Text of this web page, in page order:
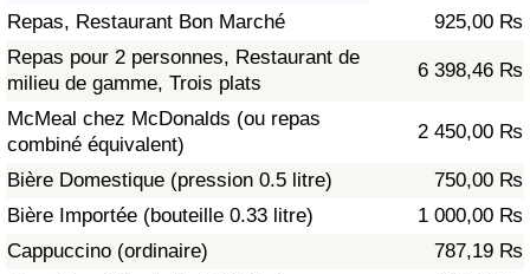
Repas, Restaurant Bon Marché
925,00 ₨
Repas pour 2 personnes, Restaurant de
milieu de gamme, Trois plats
6 398,46 ₨
McMeal chez McDonalds (ou repas
combiné équivalent)
2 450,00 ₨
Bière Domestique (pression 0.5 litre)
750,00 ₨
Bière Importée (bouteille 0.33 litre)
1 000,00 ₨
Cappuccino (ordinaire)
787,19 ₨
Indice du coût de la vie par pays
à Akaba
Indice des Prix de l'immobilier par Pays
Indice de qualité de vie par pays
Criminalité
Indice de Criminalité (Actuel)
Indice de Criminalité